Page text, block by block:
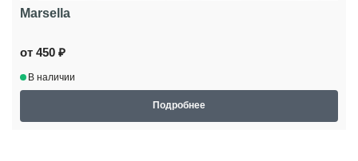
Marsella
от 450 ₽
В наличии
Подробнее